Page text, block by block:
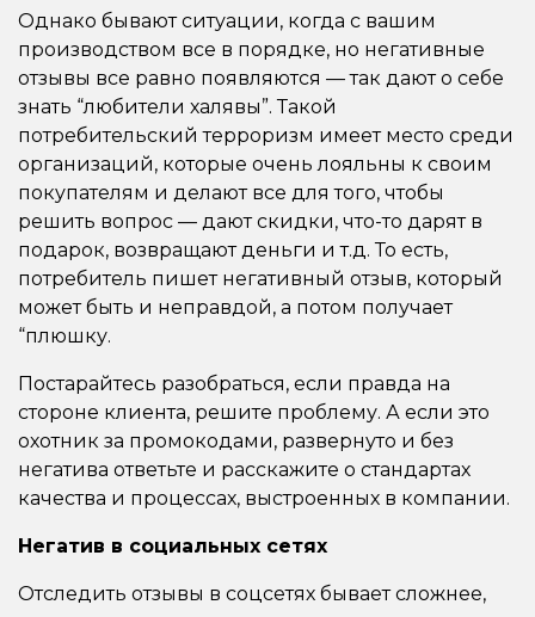
Однако бывают ситуации, когда с вашим
производством все в порядке, но негативные
отзывы все равно появляются — так дают о себе
знать “любители халявы”. Такой
потребительский терроризм имеет место среди
организаций, которые очень лояльны к своим
покупателям и делают все для того, чтобы
решить вопрос — дают скидки, что-то дарят в
подарок, возвращают деньги и т.д. То есть,
потребитель пишет негативный отзыв, который
может быть и неправдой, а потом получает
“плюшку.
Постарайтесь разобраться, если правда на
стороне клиента, решите проблему. А если это
охотник за промокодами, развернуто и без
негатива ответьте и расскажите о стандартах
качества и процессах, выстроенных в компании.
Негатив в социальных сетях
Отследить отзывы в соцсетях бывает сложнее,